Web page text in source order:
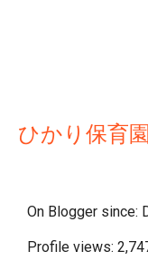
ひかり保育園
On Blogger since:
Profile views: